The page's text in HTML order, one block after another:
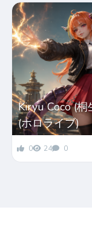
Kiryu Coco (
(ホロライブ)
0 24 0